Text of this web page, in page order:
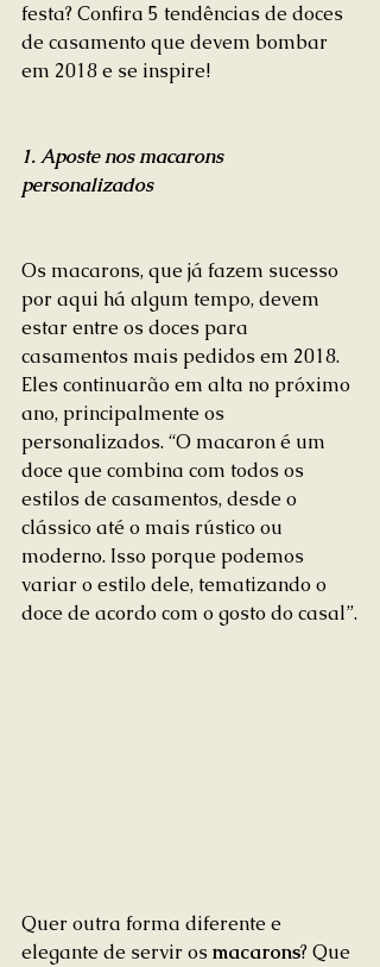
festa? Confira 5 tendências de doces
de casamento que devem bombar
em 2018 e se inspire!
1. Aposte nos macarons
personalizados
Os macarons, que já fazem sucesso
por aqui há algum tempo, devem
estar entre os doces para
casamentos mais pedidos em 2018.
Eles continuarão em alta no próximo
ano, principalmente os
personalizados. “O macaron é um
doce que combina com todos os
estilos de casamentos, desde o
clássico até o mais rústico ou
moderno. Isso porque podemos
variar o estilo dele, tematizando o
doce de acordo com o gosto do casal”.
Quer outra forma diferente e
elegante de servir os macarons? Que